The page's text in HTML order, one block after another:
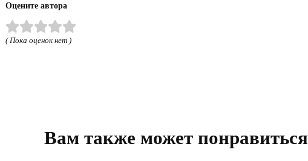
Оцените автора
( Пока оценок нет )
Вам также может понравиться